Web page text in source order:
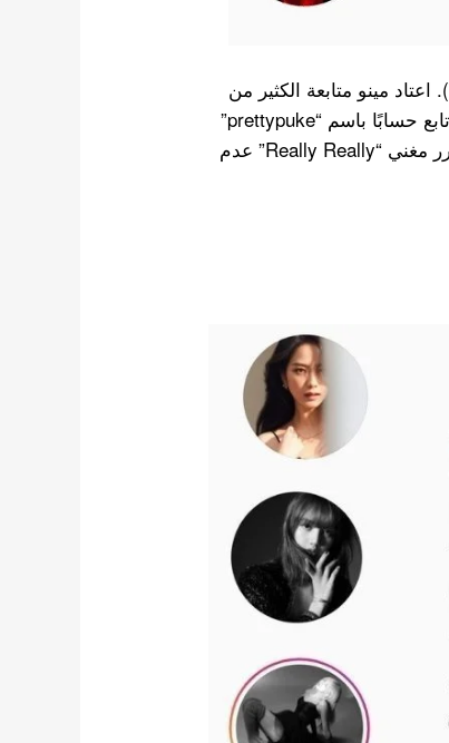
شخص آخر يتبع ثقافة عدم متابعة أي شخص هو مينو (Winner). اعتاد مينو متابعة الكثير من
الناس حتى وقع في فضيحة. ذكرت صحيفة ديسباتش أن مينو تابع حسابًا باسم “prettypuke”
ينشر عادةً محتوى حساسًا يتعلق بالأطفال. منذ ذلك الحين ، قرر مغني “Really Really” عدم